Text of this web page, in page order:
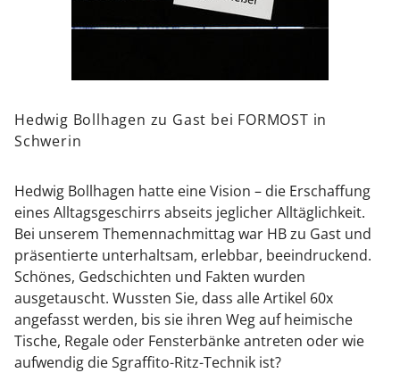
wiederum macht sie zu zeitlosen Designklassikern, die
Nach ihrer Ausbildung an der Fachschule Höhr-
Anstellungen in Steingutfabriken, Manufakturen und
Werkstätten.
Im Jahr 1934 gründet Hedwig Bollhagen ihre HB-
Werkstätten für Keramik in Marwitz bei Berlin.
Drei Jahre später erhält sie ihre erste Goldmedaille auf
der Pariser Weltausstellung, auf die weitere
Auszeichnungen folgen.
Nach der Verstaatlichung 1977 folgt 1992 die Re-
Privatisierung der HB-Werkstätten.
Hedwig Bollhagen wird damit die Ãlteste
Hedwig Bollhagen zu Gast bei FORMOST in
Schwerin
Hedwig Bollhagen hatte eine Vision – die Erschaffung
eines Alltagsgeschirrs abseits jeglicher Alltäglichkeit.
Bei unserem Themennachmittag war HB zu Gast und
präsentierte unterhaltsam, erlebbar, beeindruckend.
Schönes, Gedschichten und Fakten wurden
ausgetauscht. Wussten Sie, dass alle Artikel 60x
angefasst werden, bis sie ihren Weg auf heimische
Tische, Regale oder Fensterbänke antreten oder wie
aufwendig die Sgraffito-Ritz-Technik ist?